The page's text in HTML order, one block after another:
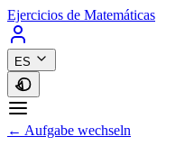
Ejercicios de Matemáticas
ES
← Aufgabe wechseln